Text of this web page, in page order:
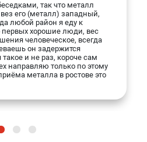
так что металл
его (металл) западный,
любой район я еду к
первых хорошие люди, вес
человеческое, всегда
он задержится
и не раз, короче сам
направляю только по этому
металла в ростове это